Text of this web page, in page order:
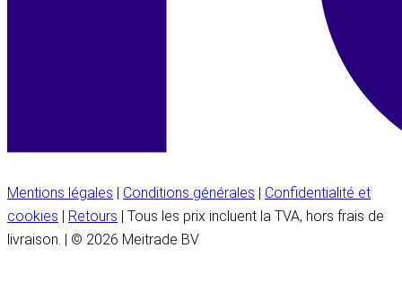
Mentions légales | Conditions générales | Confidentialité et
cookies | Retours | Tous les prix incluent la TVA, hors frais de
livraison. | © 2026 Meitrade BV